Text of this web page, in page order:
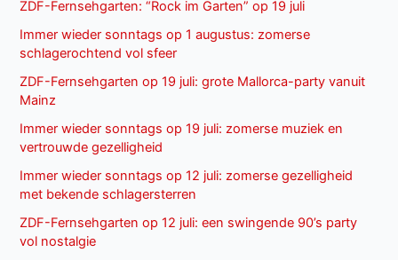
ZDF-Fernsehgarten: “Rock im Garten” op 19 juli
Immer wieder sonntags op 1 augustus: zomerse
schlagerochtend vol sfeer
ZDF-Fernsehgarten op 19 juli: grote Mallorca-party vanuit
Mainz
Immer wieder sonntags op 19 juli: zomerse muziek en
vertrouwde gezelligheid
Immer wieder sonntags op 12 juli: zomerse gezelligheid
met bekende schlagersterren
ZDF-Fernsehgarten op 12 juli: een swingende 90’s party
vol nostalgie